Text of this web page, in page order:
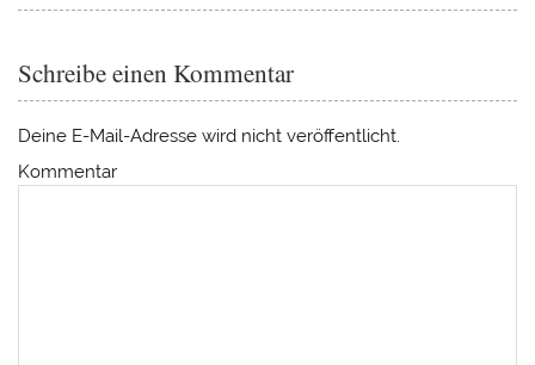
Schreibe einen Kommentar
Deine E-Mail-Adresse wird nicht veröffentlicht.
Kommentar